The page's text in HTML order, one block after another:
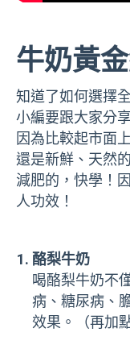
牛奶黃
知道了如何選擇
小編要跟大家分
因為比較起市面
還是新鮮、天然
減肥的，快學！
人功效！
酪梨牛奶
喝酪梨牛奶不
病、糖尿病、
效果。（再加